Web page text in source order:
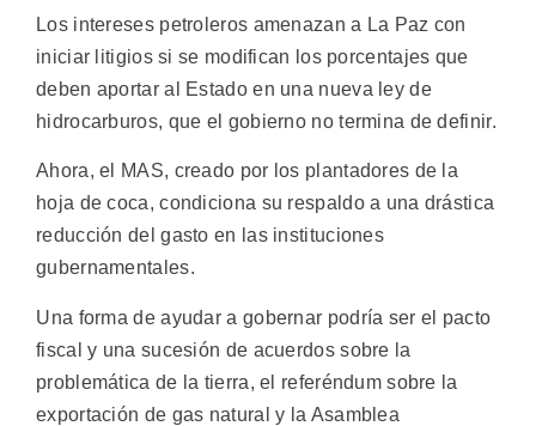
Los intereses petroleros amenazan a La Paz con
iniciar litigios si se modifican los porcentajes que
deben aportar al Estado en una nueva ley de
hidrocarburos, que el gobierno no termina de definir.
Ahora, el MAS, creado por los plantadores de la
hoja de coca, condiciona su respaldo a una drástica
reducción del gasto en las instituciones
gubernamentales.
Una forma de ayudar a gobernar podría ser el pacto
fiscal y una sucesión de acuerdos sobre la
problemática de la tierra, el referéndum sobre la
exportación de gas natural y la Asamblea